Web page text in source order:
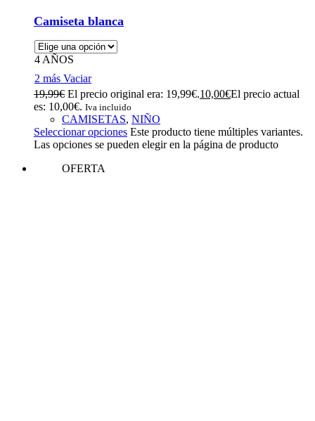
Camiseta blanca
4 AÑOS
2 más Vaciar
19,99€ El precio original era: 19,99€.10,00€El precio actual
es: 10,00€. Iva incluido
CAMISETAS, NIÑO
Seleccionar opciones Este producto tiene múltiples variantes.
Las opciones se pueden elegir en la página de producto
OFERTA